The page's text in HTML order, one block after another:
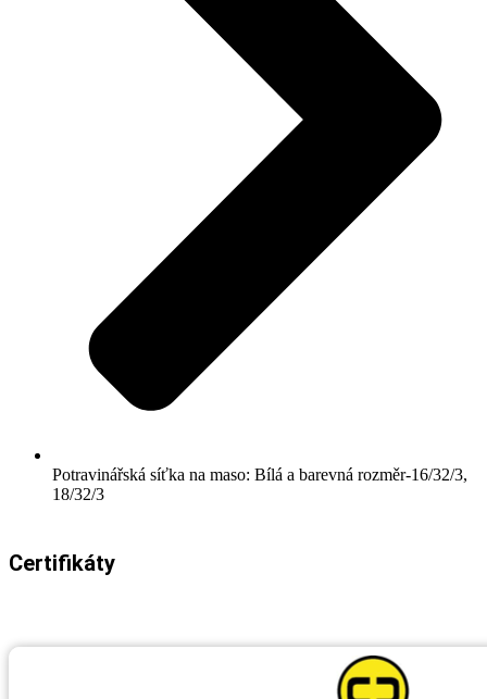
Potravinářská síťka na maso: Bílá a barevná rozměr-16/32/3,
18/32/3
Certifikáty